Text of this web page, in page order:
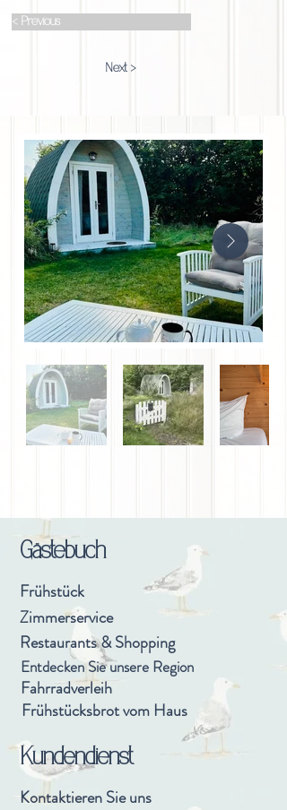
< Previous
Next >
Gästebuch
Frühstück
Zimmerservice
Restaurants & Shopping
Entdecken Sie unsere Region
Fahrradverleih
Frühstücksbrot vom Haus
Kundendienst
Kontaktieren Sie uns